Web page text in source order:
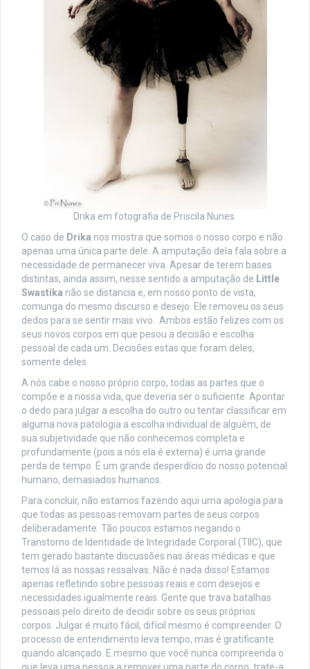
Drika em fotografia de Priscila Nunes.
O caso de Drika nos mostra que somos o nosso corpo e não
apenas uma única parte dele. A amputação dela fala sobre a
necessidade de permanecer viva. Apesar de terem bases
distintas, ainda assim, nesse sentido a amputação de Little
Swastika não se distancia e, em nosso ponto de vista,
comunga do mesmo discurso e desejo. Ele removeu os seus
dedos para se sentir mais vivo. Ambos estão felizes com os
seus novos corpos em que pesou a decisão e escolha
pessoal de cada um. Decisões estas que foram deles,
somente deles.
A nós cabe o nosso próprio corpo, todas as partes que o
compõe e a nossa vida, que deveria ser o suficiente. Apontar
o dedo para julgar a escolha do outro ou tentar classificar em
alguma nova patologia a escolha individual de alguém, de
sua subjetividade que não conhecemos completa e
profundamente (pois a nós ela é externa) é uma grande
perda de tempo. É um grande desperdício do nosso potencial
humano, demasiados humanos.
Para concluir, não estamos fazendo aqui uma apologia para
que todas as pessoas removam partes de seus corpos
deliberadamente. Tão poucos estamos negando o
Transtorno de Identidade de Integridade Corporal (TIIC), que
tem gerado bastante discussões nas áreas médicas e que
temos lá as nossas ressalvas. Não é nada disso! Estamos
apenas refletindo sobre pessoas reais e com desejos e
necessidades igualmente reais. Gente que trava batalhas
pessoais pelo direito de decidir sobre os seus próprios
corpos. Julgar é muito fácil, difícil mesmo é compreender. O
processo de entendimento leva tempo, mas é gratificante
quando alcançado. E mesmo que você nunca compreenda o
que leva uma pessoa a remover uma parte do corpo, trate-a